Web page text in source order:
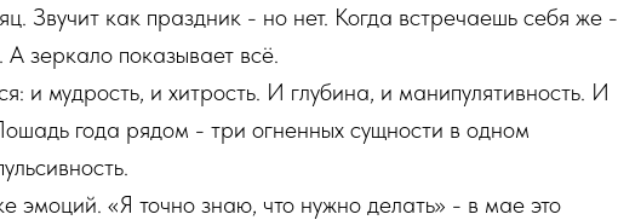
Звучит как праздник - но нет. Когда встречаешь себя же -
зеркало показывает всё.
и мудрость, и хитрость. И глубина, и манипулятивность. И
года рядом - три огненных сущности в одном
«Я точно знаю, что нужно делать» - в мае это